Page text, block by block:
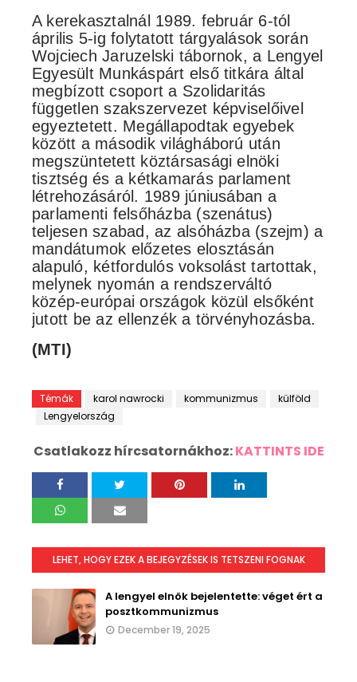
A kerekasztalnál 1989. február 6-tól
április 5-ig folytatott tárgyalások során
Wojciech Jaruzelski tábornok, a Lengyel
Egyesült Munkáspárt első titkára által
megbízott csoport a Szolidaritás
független szakszervezet képviselőivel
egyeztetett. Megállapodtak egyebek
között a második világháború után
megszüntetett köztársasági elnöki
tisztség és a kétkamarás parlament
létrehozásáról. 1989 júniusában a
parlamenti felsőházba (szenátus)
teljesen szabad, az alsóházba (szejm) a
mandátumok előzetes elosztásán
alapuló, kétfordulós voksolást tartottak,
melynek nyomán a rendszerváltó
közép-európai országok közül elsőként
jutott be az ellenzék a törvényhozásba.
(MTI)
Témák karol nawrocki kommunizmus
külföld
Lengyelország
Csatlakozz hírcsatornákhoz:KATTINTS IDE
LEHET, HOGY EZEK A BEJEGYZÉSEK IS TETSZENI FOGNAK
A lengyel elnök bejelentette: véget ért a
posztkommunizmus
December 19, 2025